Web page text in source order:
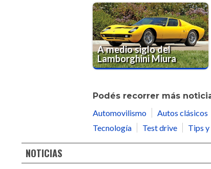
A medio siglo del
Lamborghini Miura
Podés recorrer más
Automovilismo
Autos clásicos
Tecnología
Test drive Tips y
NOTICIAS